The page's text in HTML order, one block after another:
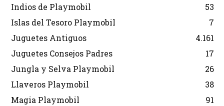
Indios de Playmobil
53
Islas del Tesoro Playmobil
7
Juguetes Antiguos
4.161
Juguetes Consejos Padres
17
Jungla y Selva Playmobil
26
Llaveros Playmobil
38
Magia Playmobil
91